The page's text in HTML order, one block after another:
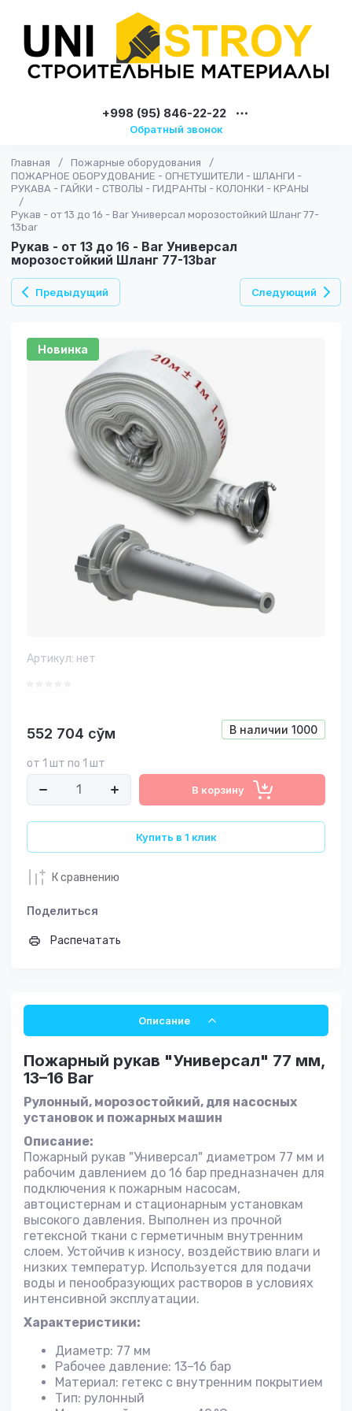
+998 (95) 846-22-22
Обратный звонок
Главная / Пожарные оборудования
/
ПОЖАРНОЕ ОБОРУДОВАНИЕ - ОГНЕТУШИТЕЛИ - ШЛАНГИ -
РУКАВА - ГАЙКИ - СТВОЛЫ - ГИДРАНТЫ - КОЛОНКИ - КРАНЫ
/
Рукав - от 13 до 16 - Bar Универсал морозостойкий Шланг 77-
13bar
Рукав - от 13 до 16 - Bar Универсал
морозостойкий Шланг 77-13bar
Предыдущий Следующий
Новинка
Артикул: нет
В наличии 1000
552 704 сўм
от 1 шт по 1 шт
В корзину
Купить в 1 клик
К сравнению
Поделиться
Распечатать
Описание
Пожарный рукав "Универсал" 77 мм,
13–16 Bar
Рулонный, морозостойкий, для насосных
установок и пожарных машин
Описание:
Пожарный рукав "Универсал" диаметром 77 мм и
рабочим давлением до 16 бар предназначен для
подключения к пожарным насосам,
автоцистернам и стационарным установкам
высокого давления. Выполнен из прочной
гетексной ткани с герметичным внутренним
слоем. Устойчив к износу, воздействию влаги и
низких температур. Используется для подачи
воды и пенообразующих растворов в условиях
интенсивной эксплуатации.
Характеристики:
Диаметр: 77 мм
Рабочее давление: 13–16 бар
Материал: гетекс с внутренним покрытием
Тип: рулонный